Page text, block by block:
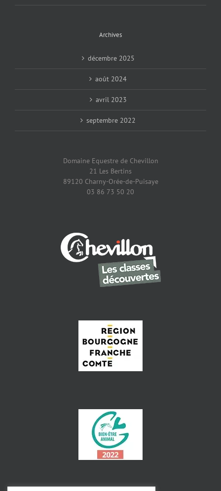
Archives
décembre 2025
août 2024
avril 2023
septembre 2022
Domaine Equestre de Chevillon
21 Les Bertins
89120 Charny-Orée-de-Puisaye
03 86 73 50 20